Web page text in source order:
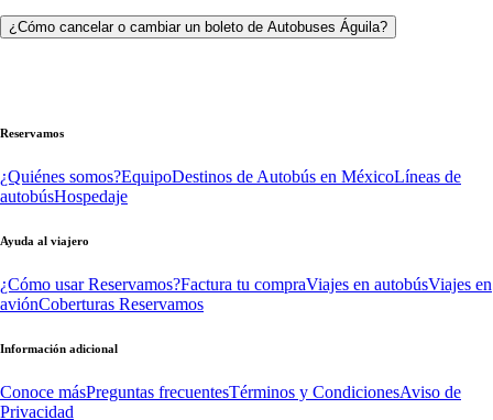
¿Cómo cancelar o cambiar un boleto de Autobuses Águila?
Reservamos
¿Quiénes somos?EquipoDestinos de Autobús en MéxicoLíneas de
autobúsHospedaje
Ayuda al viajero
¿Cómo usar Reservamos?Factura tu compraViajes en autobúsViajes en
aviónCoberturas Reservamos
Información adicional
Conoce másPreguntas frecuentesTérminos y CondicionesAviso de
Privacidad